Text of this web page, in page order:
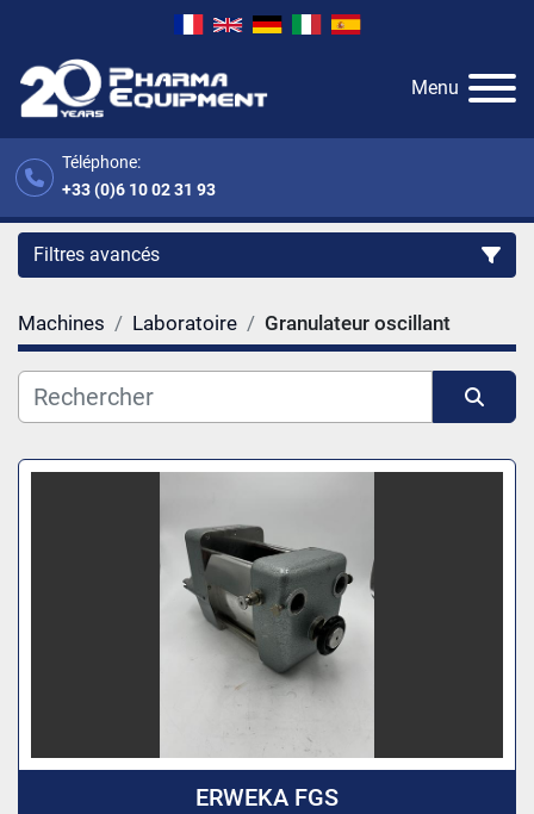
Téléphone:
+33 (0)6 10 02 31 93
Menu
Filtres avancés
Catégorie
Fabricant
Machines Laboratoire Granulateur oscillant
ERWEKA FGS